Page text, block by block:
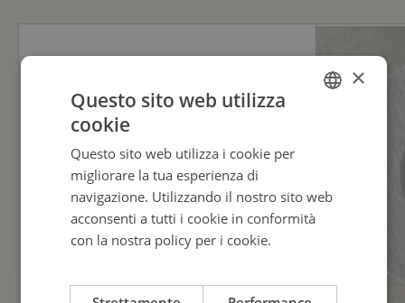
RICHARD GINORI
×
Questo sito web utilizza
cookie
Questo sito web utilizza i cookie per
migliorare la tua esperienza di
navigazione. Utilizzando il nostro sito web
acconsenti a tutti i cookie in conformità
con la nostra policy per i cookie.